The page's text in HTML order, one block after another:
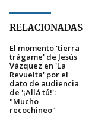
RELACIONADAS
El momento 'tierra
trágame' de Jesús
Vázquez en 'La
Revuelta' por el
dato de audiencia
de '¡Allá tú!':
"Mucho
recochineo"